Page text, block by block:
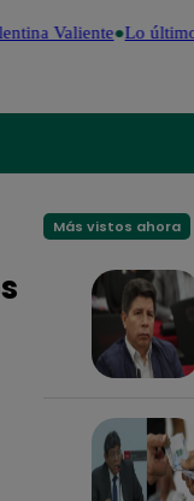
Valiente Lo último
Más vistos ahora